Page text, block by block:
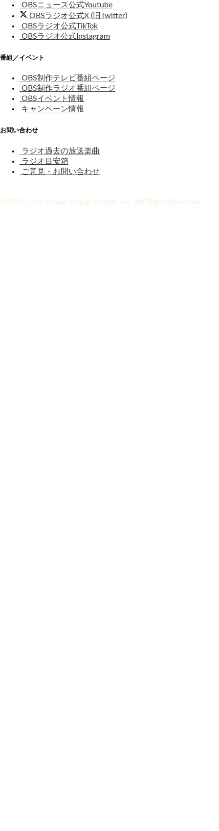
OBSニュース公式Youtube
OBSラジオ公式X (旧Twitter)
OBSラジオ公式TikTok
OBSラジオ公式Instagram
番組／イベント
OBS制作テレビ番組ページ
OBS制作ラジオ番組ページ
OBSイベント情報
キャンペーン情報
お問い合わせ
ラジオ過去の放送楽曲
ラジオ目安箱
ご意見・お問い合わせ
©2026 Oita Broadcasting System, Inc. All Rights Reserved.